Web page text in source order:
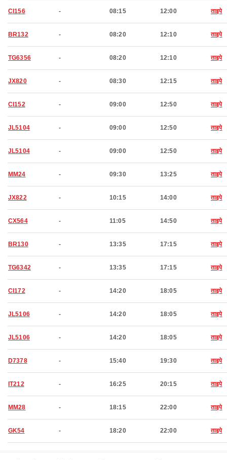
CI156 - 08:15 12:00 ताइपे
BR132 - 08:20 12:10 ताइपे
TG6356 - 08:20 12:10 ताइपे
JX820 - 08:30 12:15 ताइपे
CI152 - 09:00 12:50 ताइपे
JL5104 - 09:00 12:50 ताइपे
JL5104 - 09:00 12:50 ताइपे
MM24 - 09:30 13:25 ताइपे
JX822 - 10:15 14:00 ताइपे
CX564 - 11:05 14:50 ताइपे
BR130 - 13:35 17:15 ताइपे
TG6342 - 13:35 17:15 ताइपे
CI172 - 14:20 18:05 ताइपे
JL5106 - 14:20 18:05 ताइपे
JL5106 - 14:20 18:05 ताइपे
D7378 - 15:40 19:30 ताइपे
IT212 - 16:25 20:15 ताइपे
MM28 - 18:15 22:00 ताइपे
GK54 - 18:20 22:00 ताइपे